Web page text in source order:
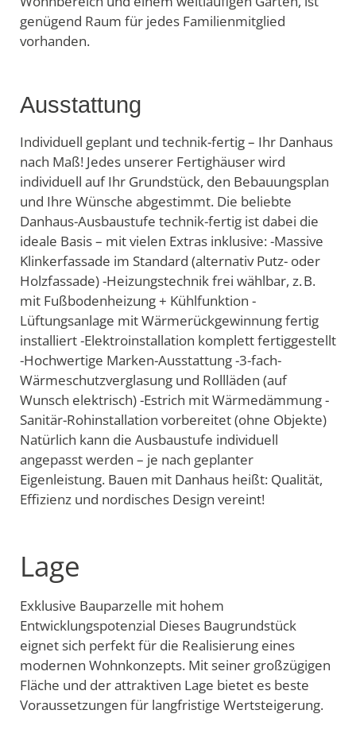
genügend Raum für jedes Familienmitglied
vorhanden.
Ausstattung
Individuell geplant und technik-fertig – Ihr Danhaus
nach Maß! Jedes unserer Fertighäuser wird
individuell auf Ihr Grundstück, den Bebauungsplan
und Ihre Wünsche abgestimmt. Die beliebte
Danhaus-Ausbaustufe technik-fertig ist dabei die
ideale Basis – mit vielen Extras inklusive: -Massive
Klinkerfassade im Standard (alternativ Putz- oder
Holzfassade) -Heizungstechnik frei wählbar, z. B.
mit Fußbodenheizung + Kühlfunktion -
Lüftungsanlage mit Wärmerückgewinnung fertig
installiert -Elektroinstallation komplett fertiggestellt
-Hochwertige Marken-Ausstattung -3-fach-
Wärmeschutzverglasung und Rollläden (auf
Wunsch elektrisch) -Estrich mit Wärmedämmung -
Sanitär-Rohinstallation vorbereitet (ohne Objekte)
Natürlich kann die Ausbaustufe individuell
angepasst werden – je nach geplanter
Eigenleistung. Bauen mit Danhaus heißt: Qualität,
Effizienz und nordisches Design vereint!
Lage
Exklusive Bauparzelle mit hohem
Entwicklungspotenzial Dieses Baugrundstück
eignet sich perfekt für die Realisierung eines
modernen Wohnkonzepts. Mit seiner großzügigen
Fläche und der attraktiven Lage bietet es beste
Voraussetzungen für langfristige Wertsteigerung.